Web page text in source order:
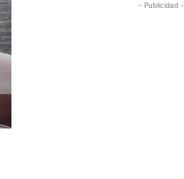
- Publicidad -